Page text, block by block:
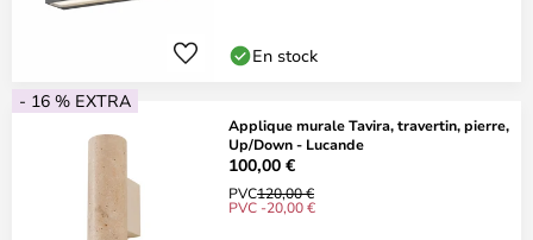
En stock
- 16 % EXTRA
Applique murale Tavira, travertin, pierre,
Up/Down - Lucande
100,00 €
PVC120,00 €
PVC -20,00 €